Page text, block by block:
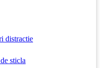
distractie
sticla